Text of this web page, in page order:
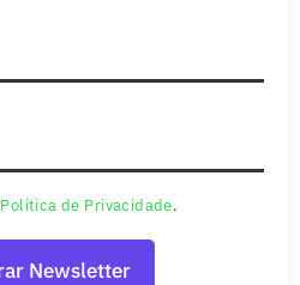
Política de Privacidade.